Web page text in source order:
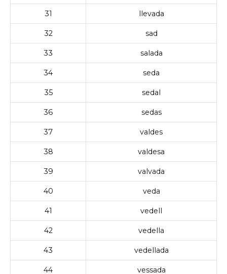
31 llevada
32 sad
33 salada
34 seda
35 sedal
36 sedas
37 valdes
38 valdesa
39 valvada
40 veda
41 vedell
42 vedella
43 vedellada
44 vessada